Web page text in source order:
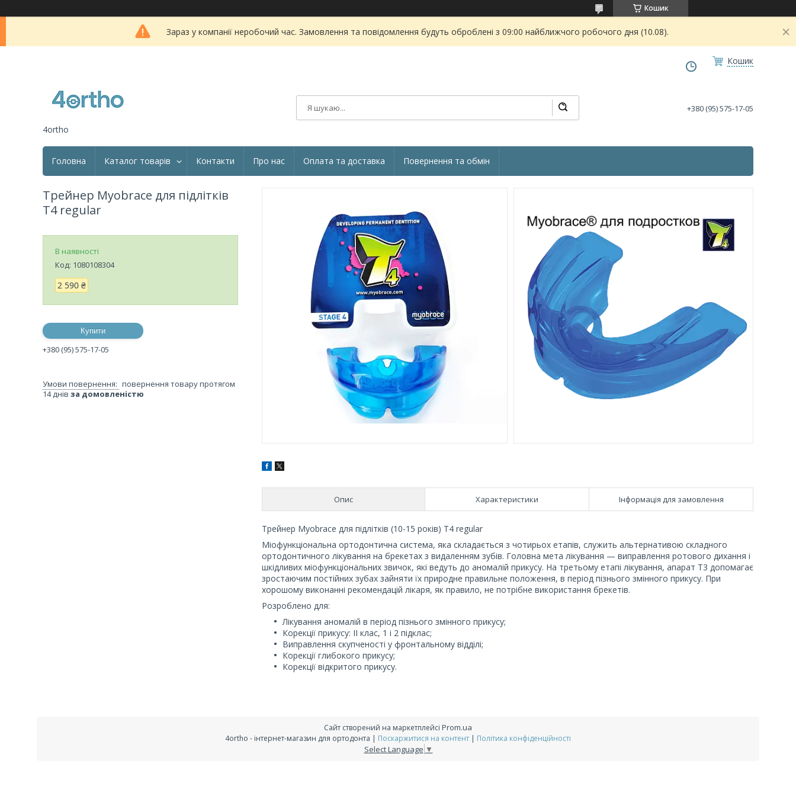
Кошик
Зараз у компанії неробочий час. Замовлення та повідомлення будуть оброблені з 09:00 найближчого робочого дня (10.08).
Кошик
4ortho
+380 (95) 575-17-05
Головна Каталог товарів Контакти Про нас Оплата та доставка Повернення та обмін
Опис Характеристики Інформація для замовлення
Трейнер Myobrace для підлітків (10-15 років) T4 regular
Міофункціональна ортодонтична система, яка складається з чотирьох етапів, служить альтернативою складного
ортодонтичного лікування на брекетах з видаленням зубів. Головна мета лікування — виправлення ротового дихання і
шкідливих міофункціональних звичок, які ведуть до аномалій прикусу. На третьому етапі лікування, апарат Т3 допомагає
зростаючим постійних зубах зайняти їх природне правильне положення, в період пізнього змінного прикусу. При
хорошому виконанні рекомендацій лікаря, як правило, не потрібне використання брекетів.
Розроблено для:
Лікування аномалій в період пізнього змінного прикусу;
Корекції прикусу: II клас, 1 і 2 підклас;
Виправлення скупченості у фронтальному відділі;
Корекції глибокого прикусу;
Корекції відкритого прикусу.
Трейнер Myobrace для підлітків
T4 regular
В наявності
Код: 1080108304
2 590 ₴
Купити
+380 (95) 575-17-05
повернення товару протягом
14 днів за домовленістю
Сайт створений на маркетплейсі Prom.ua
4ortho - інтернет-магазин для ортодонта | Поскаржитися на контент | Політика конфіденційності
Select Language ▼